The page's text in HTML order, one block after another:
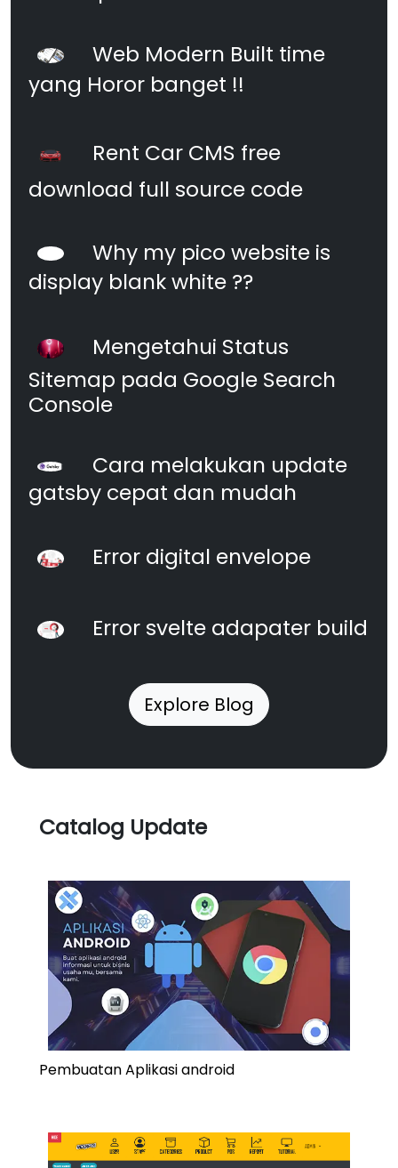
Web Modern Built time
yang Horor banget !!
Rent Car CMS free
download full source code
Why my pico website is
display blank white ??
Mengetahui Status
Sitemap pada Google Search
Console
Cara melakukan update
gatsby cepat dan mudah
Error digital envelope
Error svelte adapater build
Explore Blog
Catalog Update
Pembuatan Aplikasi android